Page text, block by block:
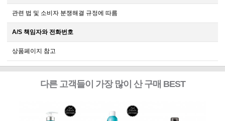
관련 법 및 소비자 분쟁해결 규정에 따름
A/S 책임자와 전화번호
상품페이지 참고
다른 고객들이 가장 많이 산 구매 BEST